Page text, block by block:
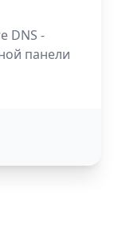
DNS -
панели